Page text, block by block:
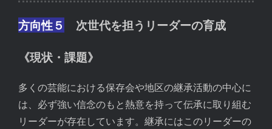
方向性５ 次世代を担うリーダーの育成
《現状・課題》
多くの芸能における保存会や地区の継承活動の中心に
は、必ず強い信念のもと熱意を持って伝承に取り組む
リーダーが存在しています。継承にはこのリーダーの